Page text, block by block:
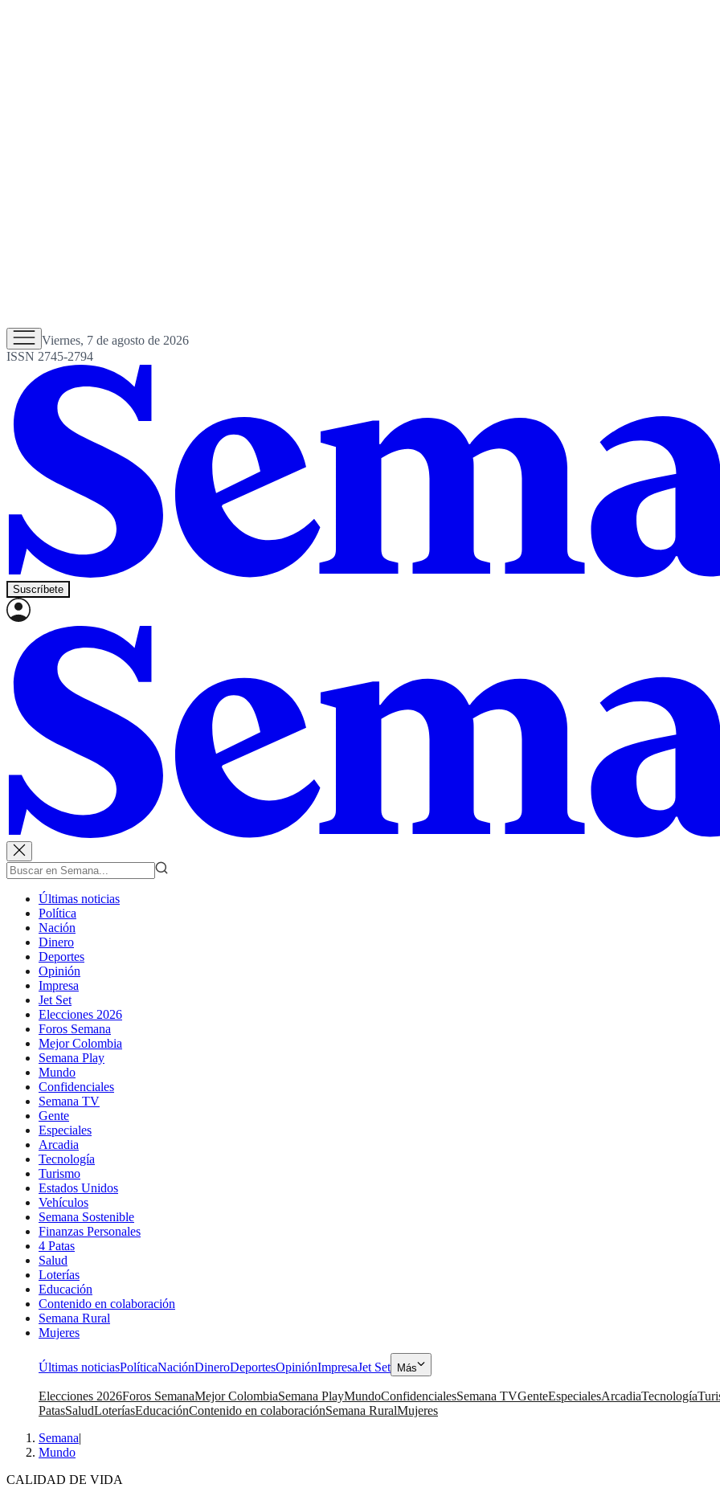
Viernes, 7 de agosto de 2026
ISSN 2745-2794
Suscríbete
Últimas noticias
Política
Nación
Dinero
Deportes
Opinión
Impresa
Jet Set
Elecciones 2026
Foros Semana
Mejor Colombia
Semana Play
Mundo
Confidenciales
Semana TV
Gente
Especiales
Arcadia
Tecnología
Turismo
Estados Unidos
Vehículos
Semana Sostenible
Finanzas Personales
4 Patas
Salud
Loterías
Educación
Contenido en colaboración
Semana Rural
Mujeres
Últimas noticiasPolíticaNaciónDineroDeportesOpiniónImpresaJet Set Más
Elecciones 2026Foros SemanaMejor ColombiaSemana PlayMundoConfidencialesSemana TVGenteEspecialesArcadiaTecnología
PatasSaludLoteríasEducaciónContenido en colaboraciónSemana RuralMujeres
Semana|
Mundo
CALIDAD DE VIDA